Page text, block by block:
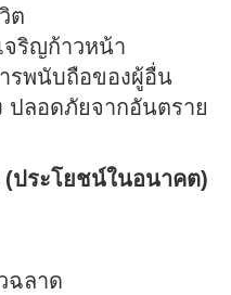
ต
จริญก้าวหน้า
รพนับถือของผู้อื่น
ปลอดภัยจากอันตราย
ประโยชน์ในอนาคต)
ฉลาด